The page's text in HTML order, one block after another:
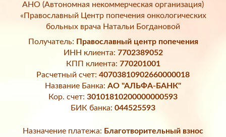
АНО (Автономная некоммерческая организация)
«Православный Центр попечения онкологических
больных врача Натальи Богдановой
Получатель: Православный центр попечения
ИНН клиента: 7702389052
КПП клиента: 770201001
Расчетный счет: 40703810902660000018
Название Банка: АО "АЛЬФА-БАНК"
Кор. счет: 30101810200000000593
БИК банка: 044525593
Назначение платежа: Благотворительный взнос